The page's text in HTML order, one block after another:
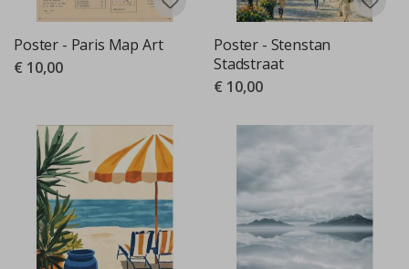
Poster - Paris Map Art
€ 10,00
Poster - Stenstan
Stadstraat
€ 10,00